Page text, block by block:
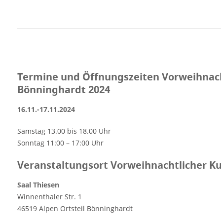
Veranstaltungsort Vorweihnachtlicher
Kunsthandwerkermarkt in Alpen-
Winnenthaler Str. 1 46519 Alpen Ortsteil
Bönninghardt Nordrhein-Westfalen
Deutschland Weitere Informationen auf der
Website des Weihnachtsmarktes Anzeige
Termine und Öffnungszeiten
Bönninghardt 2024
16.11.-17.11.2024
Samstag 13.00 bis 18.00 Uhr
Sonntag 11:00 – 17:00 Uhr
Veranstaltungsort Vorweihnachtlicher
Saal Thiesen
Winnenthaler Str. 1
46519 Alpen Ortsteil Bönninghardt